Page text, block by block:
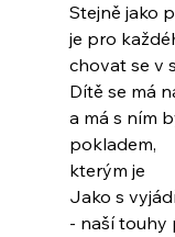
Stejně jako
je pro
chovat se v
Dítě se má
a má s ním
pokladem,
kterým je
Jako s
- naší touhy